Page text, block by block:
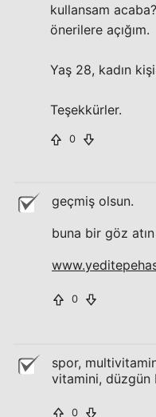
kullansam
önerilere açığım.
Yaş 28, kadın
Teşekkürler.
0
geçmiş olsun.
buna bir göz
0
spor,
vitamini, düzgün
0